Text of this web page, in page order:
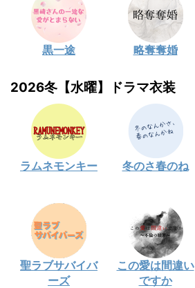
黒一途 略奪奪婚
2026冬【水曜】ドラマ衣装
ラムネモンキー 冬のさ春のね
聖ラブサバイバ
ーズ
この愛は間違い
ですか